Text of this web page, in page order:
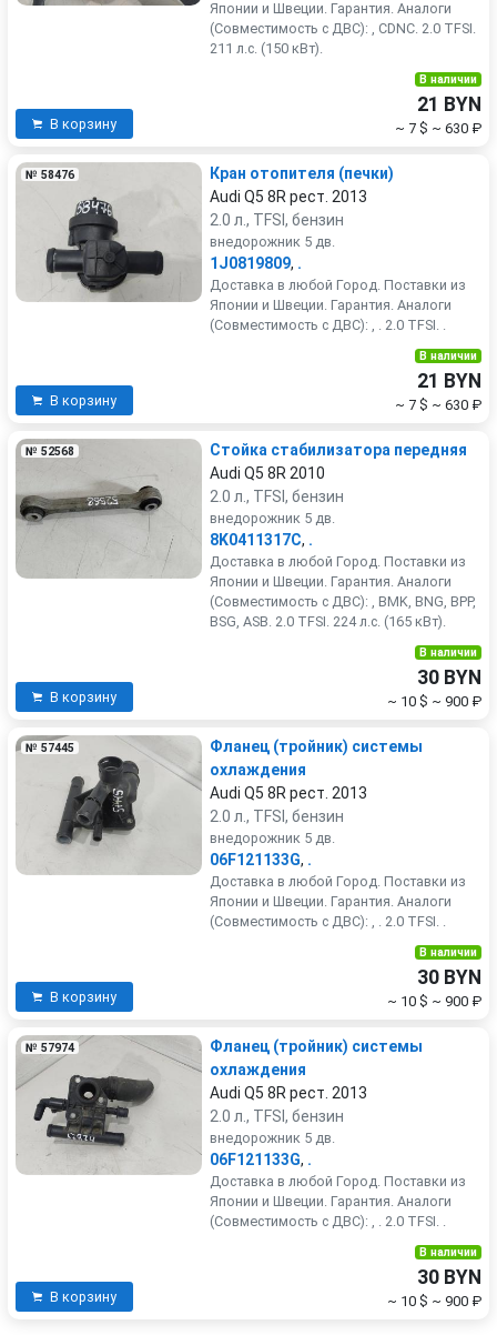
Японии и Швеции. Гарантия. Аналоги
(Совместимость с ДВС): , CDNC. 2.0 TFSI.
211 л.с. (150 кВт).
В корзину
В наличии
21 BYN
~ 7 $ ~ 630 ₽
№ 58476
Кран отопителя (печки)
Audi Q5 8R рест. 2013
2.0 л., TFSI, бензин
внедорожник 5 дв.
1J0819809, .
Доставка в любой Город. Поставки из
Японии и Швеции. Гарантия. Аналоги
(Совместимость с ДВС): , . 2.0 TFSI. .
В корзину
В наличии
21 BYN
~ 7 $ ~ 630 ₽
№ 52568
Стойка стабилизатора передняя
Audi Q5 8R 2010
2.0 л., TFSI, бензин
внедорожник 5 дв.
8K0411317C, .
Доставка в любой Город. Поставки из
Японии и Швеции. Гарантия. Аналоги
(Совместимость с ДВС): , BMK, BNG, BPP,
BSG, ASB. 2.0 TFSI. 224 л.с. (165 кВт).
В корзину
В наличии
30 BYN
~ 10 $ ~ 900 ₽
№ 57445
Фланец (тройник) системы
охлаждения
Audi Q5 8R рест. 2013
2.0 л., TFSI, бензин
внедорожник 5 дв.
06F121133G, .
Доставка в любой Город. Поставки из
Японии и Швеции. Гарантия. Аналоги
(Совместимость с ДВС): , . 2.0 TFSI. .
В корзину
В наличии
30 BYN
~ 10 $ ~ 900 ₽
№ 57974
Фланец (тройник) системы
охлаждения
Audi Q5 8R рест. 2013
2.0 л., TFSI, бензин
внедорожник 5 дв.
06F121133G, .
Доставка в любой Город. Поставки из
Японии и Швеции. Гарантия. Аналоги
(Совместимость с ДВС): , . 2.0 TFSI. .
В корзину
В наличии
30 BYN
~ 10 $ ~ 900 ₽